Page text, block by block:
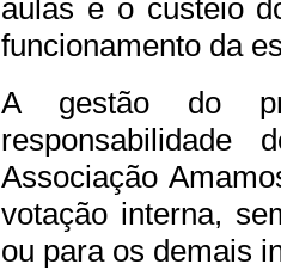
aulas e o custeio
funcionamento da
A gestão do
Associação
votação interna,
ou para os demais